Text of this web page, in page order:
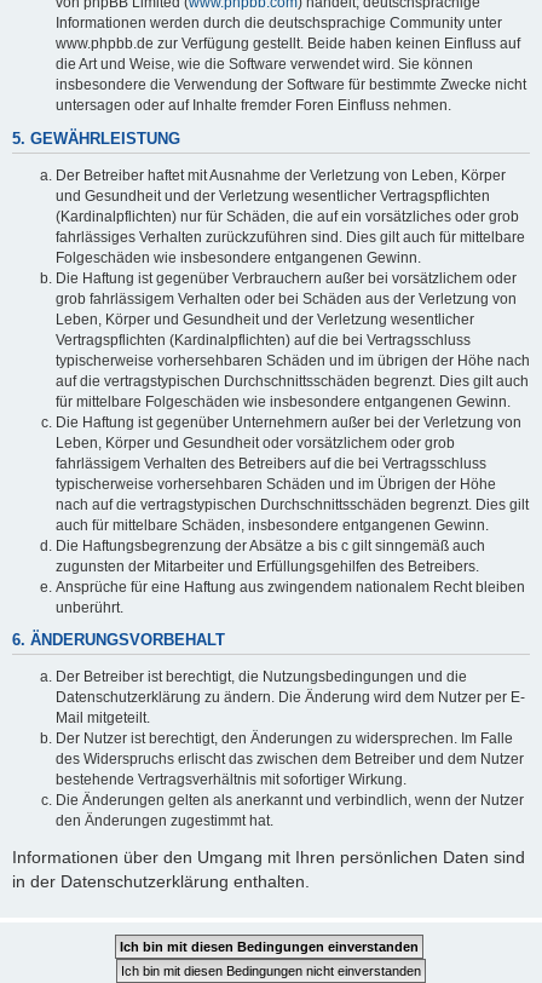
Informationen werden durch die deutschsprachige Community unter
www.phpbb.de zur Verfügung gestellt. Beide haben keinen Einfluss auf
die Art und Weise, wie die Software verwendet wird. Sie können
insbesondere die Verwendung der Software für bestimmte Zwecke nicht
untersagen oder auf Inhalte fremder Foren Einfluss nehmen.
5. GEWÄHRLEISTUNG
Der Betreiber haftet mit Ausnahme der Verletzung von Leben, Körper
und Gesundheit und der Verletzung wesentlicher Vertragspflichten
(Kardinalpflichten) nur für Schäden, die auf ein vorsätzliches oder grob
fahrlässiges Verhalten zurückzuführen sind. Dies gilt auch für mittelbare
Folgeschäden wie insbesondere entgangenen Gewinn.
Die Haftung ist gegenüber Verbrauchern außer bei vorsätzlichem oder
grob fahrlässigem Verhalten oder bei Schäden aus der Verletzung von
Leben, Körper und Gesundheit und der Verletzung wesentlicher
Vertragspflichten (Kardinalpflichten) auf die bei Vertragsschluss
typischerweise vorhersehbaren Schäden und im übrigen der Höhe nach
auf die vertragstypischen Durchschnittsschäden begrenzt. Dies gilt auch
für mittelbare Folgeschäden wie insbesondere entgangenen Gewinn.
Die Haftung ist gegenüber Unternehmern außer bei der Verletzung von
Leben, Körper und Gesundheit oder vorsätzlichem oder grob
fahrlässigem Verhalten des Betreibers auf die bei Vertragsschluss
typischerweise vorhersehbaren Schäden und im Übrigen der Höhe
nach auf die vertragstypischen Durchschnittsschäden begrenzt. Dies gilt
auch für mittelbare Schäden, insbesondere entgangenen Gewinn.
Die Haftungsbegrenzung der Absätze a bis c gilt sinngemäß auch
zugunsten der Mitarbeiter und Erfüllungsgehilfen des Betreibers.
Ansprüche für eine Haftung aus zwingendem nationalem Recht bleiben
unberührt.
6. ÄNDERUNGSVORBEHALT
Der Betreiber ist berechtigt, die Nutzungsbedingungen und die
Datenschutzerklärung zu ändern. Die Änderung wird dem Nutzer per E-
Mail mitgeteilt.
Der Nutzer ist berechtigt, den Änderungen zu widersprechen. Im Falle
des Widerspruchs erlischt das zwischen dem Betreiber und dem Nutzer
bestehende Vertragsverhältnis mit sofortiger Wirkung.
Die Änderungen gelten als anerkannt und verbindlich, wenn der Nutzer
den Änderungen zugestimmt hat.
Informationen über den Umgang mit Ihren persönlichen Daten sind
in der Datenschutzerklärung enthalten.